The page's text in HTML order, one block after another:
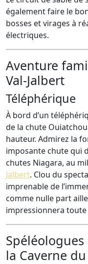
également faire le
bosses et virages à
électriques.
Aventure
Val-Jalbert
Téléphérique
À bord d’un
de la chute
hauteur. Admirez la
imposante chute qui
chutes Niagara, au
Jalbert. Clou du
imprenable de
comme nulle part
impressionnera toute
la Caverne